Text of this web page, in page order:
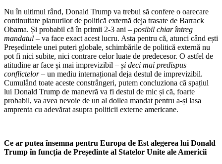
Nu în ultimul rând, Donald Trump va trebui să confere o oarecare
continuitate planurilor de politică externă deja trasate de Barrack
Obama. Și probabil că în primii 2-3 ani – posibil chiar întreg
mandatul – va face exact acest lucru. Asta pentru că, atunci când ești
Președintele unei puteri globale, schimbările de politică externă nu
pot fi nici subite, nici contrare celor luate de predecesor. O astfel de
atitudine ar face și mai imprevizibil – și deci mai predispus
conflictelor – un mediu internațional deja destul de imprevizibil.
Cumulând toate aceste constrângeri, putem concluziona că spațiul
lui Donald Trump de manevră va fi destul de mic și că, foarte
probabil, va avea nevoie de un al doilea mandat pentru a-și lasa
amprenta cu adevărat asupra politicii externe americane.
Ce ar putea însemna pentru Europa de Est alegerea lui Donald
Trump în funcția de Președinte al Statelor Unite ale Americii